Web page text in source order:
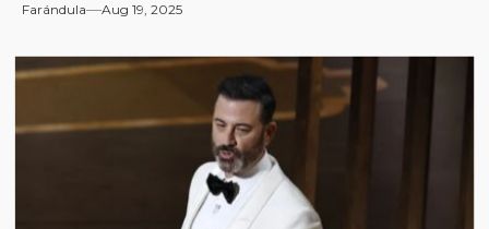
Farándula Aug 19, 2025